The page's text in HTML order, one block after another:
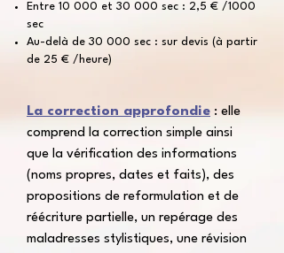
Entre 10 000 et 30 000 sec : 2,5 € /1000
sec
Au-delà de 30 000 sec : sur devis (à partir
de 25 € /heure)
La correction approfondie : elle
comprend la correction simple ainsi
que la vérification des informations
(noms propres, dates et faits), des
propositions de reformulation et de
réécriture partielle, un repérage des
maladresses stylistiques, une révision